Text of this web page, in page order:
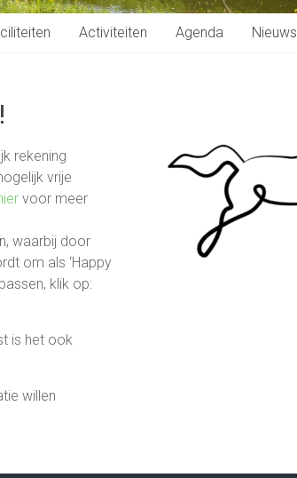
Activiteiten Agenda Nieuws
rekening
vrije
voor meer
waarbij door
om als ‘Happy
klik op:
is het ook
willen